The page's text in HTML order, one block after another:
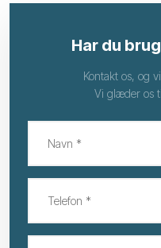
Har du
​Kontakt os, og
Vi glæder os